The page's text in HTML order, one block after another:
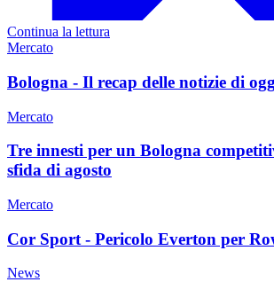
Continua la lettura
Mercato
Bologna - Il recap delle notizie di
Mercato
Tre innesti per un Bologna
sfida di agosto
Mercato
Cor Sport - Pericolo Everton per
News